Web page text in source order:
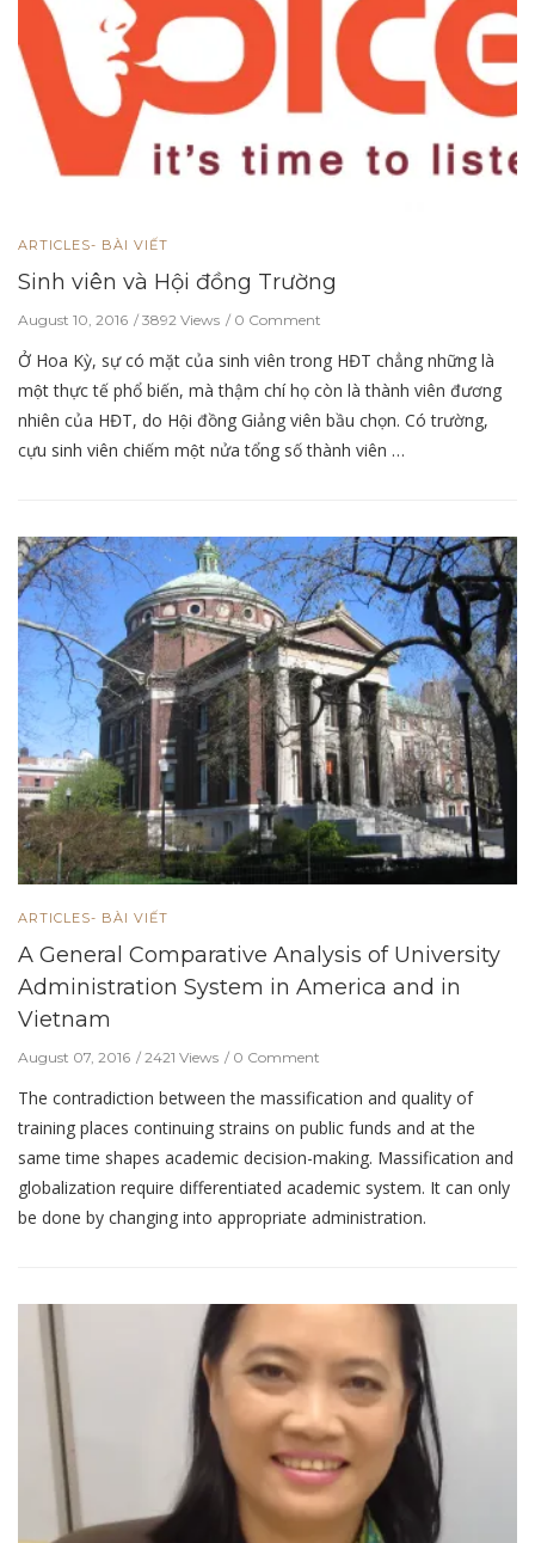
ARTICLES- BÀI VIẾT
Sinh viên và Hội đồng Trường
August 10, 2016 3892 Views 0 Comment
Ở Hoa Kỳ, sự có mặt của sinh viên trong HĐT chẳng những là
một thực tế phổ biến, mà thậm chí họ còn là thành viên đương
nhiên của HĐT, do Hội đồng Giảng viên bầu chọn. Có trường,
cựu sinh viên chiếm một nửa tổng số thành viên …
ARTICLES- BÀI VIẾT
A General Comparative Analysis of University
Administration System in America and in
Vietnam
August 07, 2016 2421 Views 0 Comment
The contradiction between the massification and quality of
training places continuing strains on public funds and at the
same time shapes academic decision-making. Massification and
globalization require differentiated academic system. It can only
be done by changing into appropriate administration.